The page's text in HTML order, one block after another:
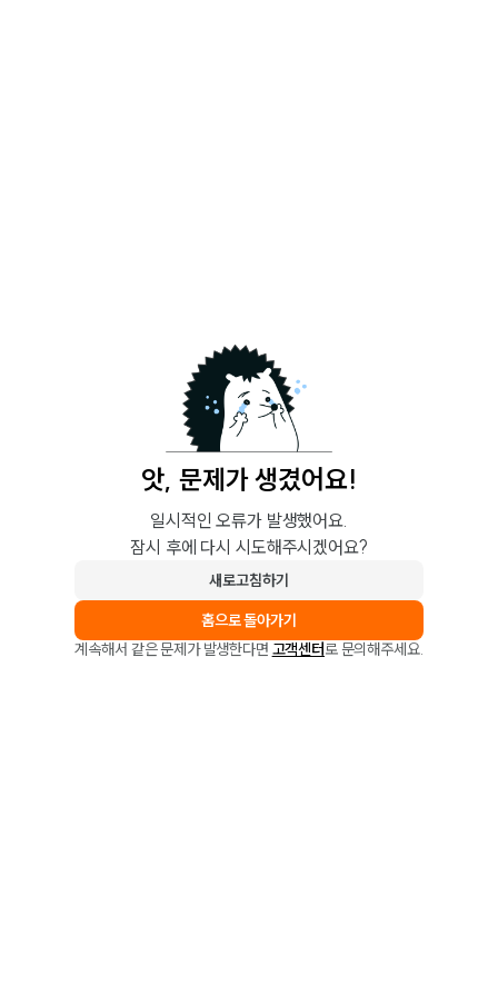
앗, 문제가 생겼어요!
일시적인 오류가 발생했어요.
잠시 후에 다시 시도해주시겠어요?
새로고침하기
홈으로 돌아가기
계속해서 같은 문제가 발생한다면 고객센터로 문의해주세요.